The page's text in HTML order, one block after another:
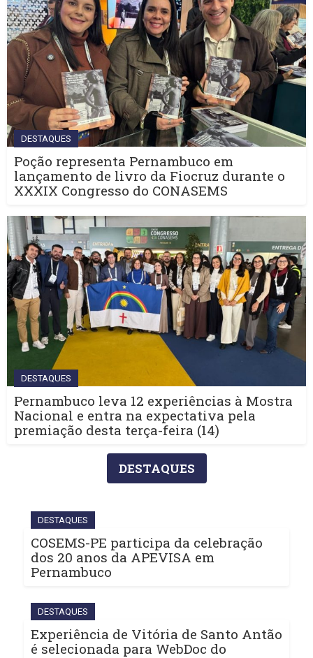
DESTAQUES
Poção representa Pernambuco em
lançamento de livro da Fiocruz durante o
XXXIX Congresso do CONASEMS
DESTAQUES
Pernambuco leva 12 experiências à Mostra
Nacional e entra na expectativa pela
premiação desta terça-feira (14)
DESTAQUES
DESTAQUES
COSEMS-PE participa da celebração
dos 20 anos da APEVISA em
Pernambuco
DESTAQUES
Experiência de Vitória de Santo Antão
é selecionada para WebDoc do